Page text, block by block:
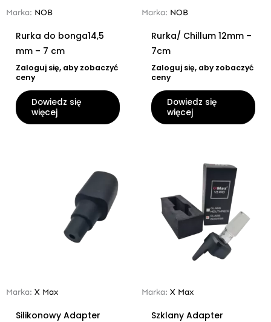
Marka: NOB
Rurka do bonga14,5
mm – 7 cm
Zaloguj się, aby zobaczyć
ceny
Dowiedz się
więcej
Marka: NOB
Rurka/ Chillum 12mm –
7cm
Zaloguj się, aby zobaczyć
ceny
Dowiedz się
więcej
Marka: X Max
Silikonowy Adapter
Marka: X Max
Szklany Adapter